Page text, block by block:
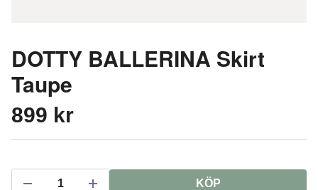
DOTTY BALLERINA Skirt
Taupe
899 kr
KÖP